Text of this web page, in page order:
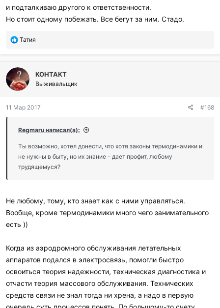
и подталкиваю другого к ответственности.
Но стоит одному побежать. Все бегут за ним. Стадо.
П
б
л
а
г
о
а
и
и
Татия
KOHTAKT
Выживальщик
11 Мар 2017 #168
Regmaru написал(а):
Ты возможно, хотел донести, что хотя законы термодинамики и
не нужны в быту, но их знание - дает профит, любому
трудящемуся?
Не любому, тому, кто знает как с ними управляться.
Вообще, кроме термодинамики много чего занимательного
есть ))
Когда из аэродромного обслуживания летательных
аппаратов подался в электросвязь, помогли быстро
освоиться теория надежности, техническая диагностика и
отчасти теория массового обслуживания. Технических
средств связи не знал тогда ни хрена, а надо в первую